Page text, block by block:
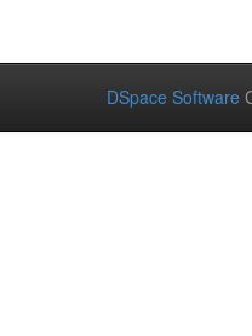
DSpace Software